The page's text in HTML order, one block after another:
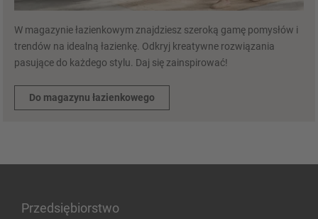
W magazynie łazienkowym znajdziesz szeroką gamę pomysłów i
trendów na idealną łazienkę. Odkryj kreatywne rozwiązania
pasujące do każdego stylu. Daj się zainspirować!
Do magazynu łazienkowego
Przedsiębiorstwo